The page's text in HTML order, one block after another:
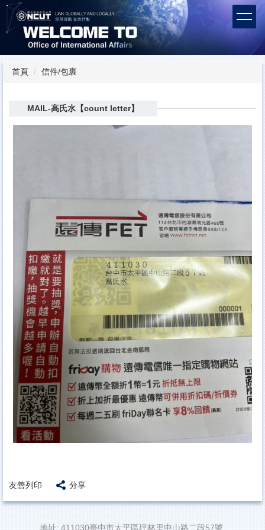
跳
到
主
內
容首頁 信件/包裹
MAIL-高氏水【count letter】
友善列印 分享
地址: 411030臺中市太平區坪林里中山路二段57號